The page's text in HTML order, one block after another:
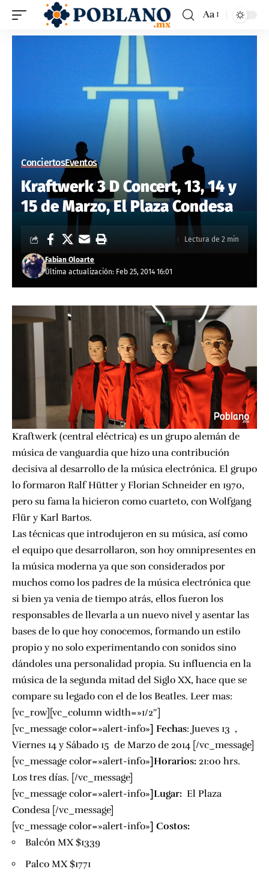
Aa
ConciertosEventos
Kraftwerk 3 D Concert, 13, 14 y
15 de Marzo, El Plaza Condesa
Última actualización: Feb 25, 2014 16:01
Fabian Oloarte
Lectura de 2 min
Kraftwerk (central eléctrica) es un grupo alemán de
música de vanguardia que hizo una contribución
decisiva al desarrollo de la música electrónica. El grupo
lo formaron Ralf Hütter y Florian Schneider en 1970,
pero su fama la hicieron como cuarteto, con Wolfgang
Flür y Karl Bartos.
Las técnicas que introdujeron en su música, así como
el equipo que desarrollaron, son hoy omnipresentes en
la música moderna ya que son considerados por
muchos como los padres de la música electrónica que
si bien ya venia de tiempo atrás, ellos fueron los
responsables de llevarla a un nuevo nivel y asentar las
bases de lo que hoy conocemos, formando un estilo
propio y no solo experimentando con sonidos sino
dándoles una personalidad propia. Su influencia en la
música de la segunda mitad del Siglo XX, hace que se
compare su legado con el de los Beatles. Leer mas:
[vc_row][vc_column width=»1/2″]
[vc_message color=»alert-info»] Fechas: Jueves 13 ,
Viernes 14 y Sábado 15 de Marzo de 2014 [/vc_message]
[vc_message color=»alert-info»]Horarios: 21:00 hrs.
Los tres días. [/vc_message]
[vc_message color=»alert-info»]Lugar: El Plaza
Condesa [/vc_message]
[vc_message color=»alert-info»] Costos:
Balcón MX $1339
Palco MX $1771